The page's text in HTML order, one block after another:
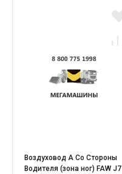
Воздуховод A Со Стороны
Водителя (зона ног) FAW J7